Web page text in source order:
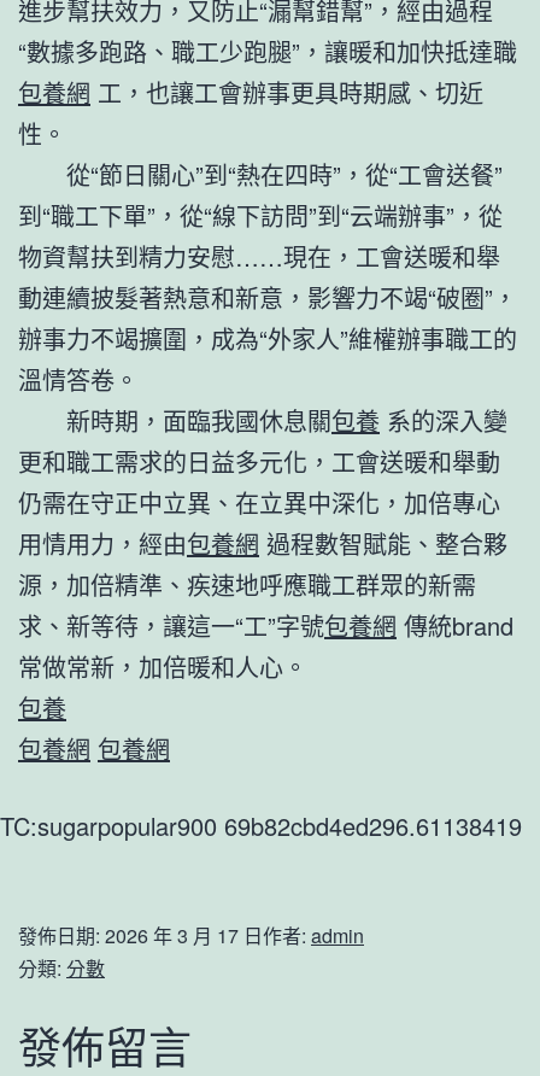
進步幫扶效力，又防止“漏幫錯幫”，經由過程
“數據多跑路、職工少跑腿”，讓暖和加快抵達職
包養網 工，也讓工會辦事更具時期感、切近
性。
從“節日關心”到“熱在四時”，從“工會送餐”
到“職工下單”，從“線下訪問”到“云端辦事”，從
物資幫扶到精力安慰……現在，工會送暖和舉
動連續披髮著熱意和新意，影響力不竭“破圈”，
辦事力不竭擴圍，成為“外家人”維權辦事職工的
溫情答卷。
新時期，面臨我國休息關包養 系的深入變
更和職工需求的日益多元化，工會送暖和舉動
仍需在守正中立異、在立異中深化，加倍專心
用情用力，經由包養網 過程數智賦能、整合夥
源，加倍精準、疾速地呼應職工群眾的新需
求、新等待，讓這一“工”字號包養網 傳統brand
常做常新，加倍暖和人心。
包養
包養網 包養網
TC:sugarpopular900 69b82cbd4ed296.61138419
發佈日期: 2026 年 3 月 17 日作者: admin
分類: 分數
發佈留言